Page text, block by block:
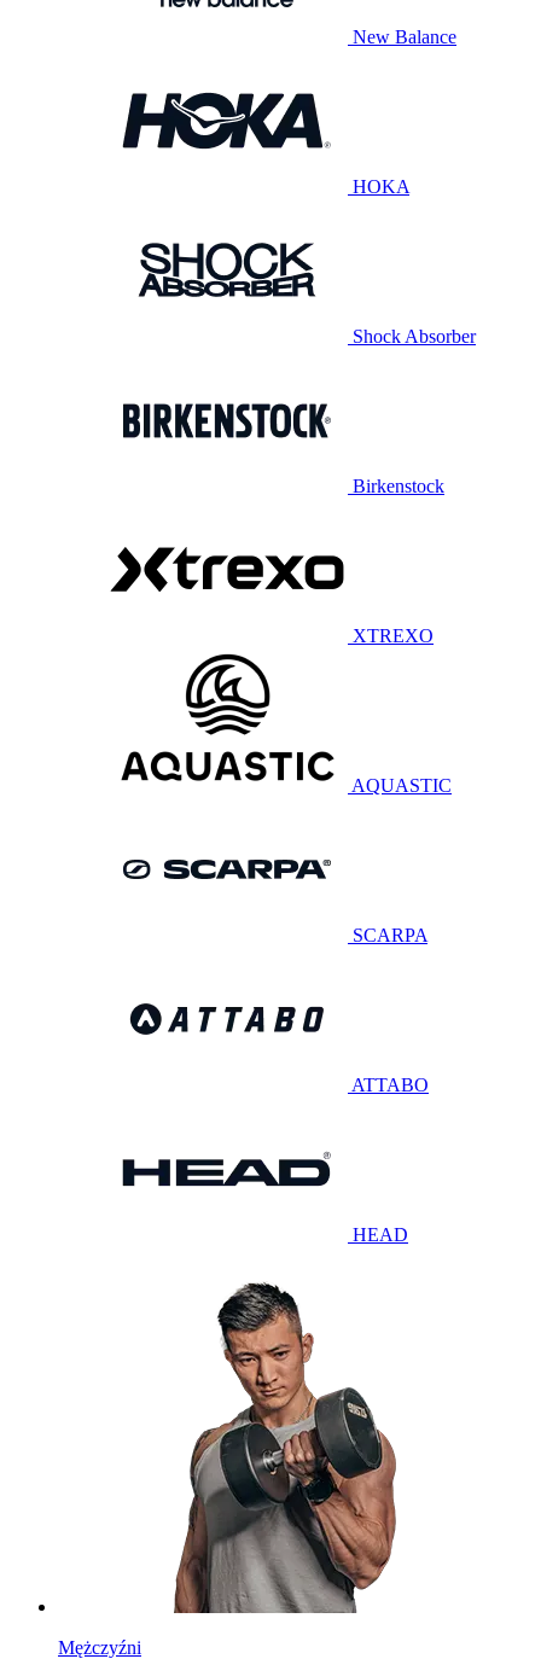
New Balance
HOKA
Shock Absorber
Birkenstock
XTREXO
AQUASTIC
SCARPA
ATTABO
HEAD
Mężczyźni